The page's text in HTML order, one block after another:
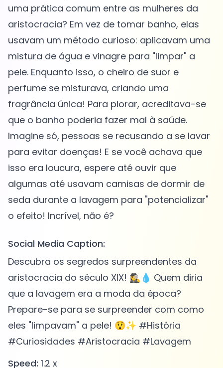
uma prática comum entre as mulheres da
aristocracia? Em vez de tomar banho, elas
usavam um método curioso: aplicavam uma
mistura de água e vinagre para "limpar" a
pele. Enquanto isso, o cheiro de suor e
perfume se misturava, criando uma
fragrância única! Para piorar, acreditava-se
que o banho poderia fazer mal à saúde.
Imagine só, pessoas se recusando a se lavar
para evitar doenças! E se você achava que
isso era loucura, espere até ouvir que
algumas até usavam camisas de dormir de
seda durante a lavagem para "potencializar"
Social Media Caption:
Descubra os segredos surpreendentes da
aristocracia do século XIX! 🕵️‍♀️💧 Quem diria
que a lavagem era a moda da época?
Prepare-se para se surpreender com como
eles "limpavam" a pele! 😲✨ #História
#Curiosidades #Aristocracia #Lavagem
Speed: 1.2 x